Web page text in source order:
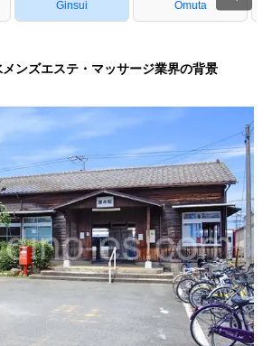
Ginsui Ōmuta
ンズエステ・マッサージ業界の背景